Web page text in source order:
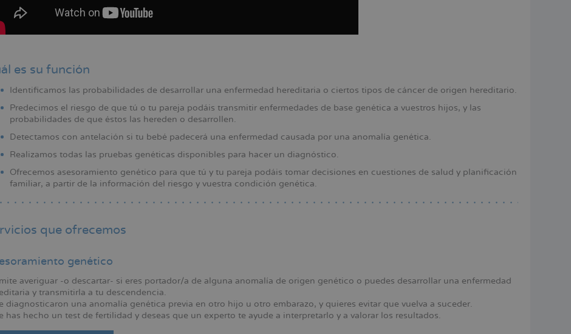
es su función
Identificamos las probabilidades de desarrollar una enfermedad hereditaria o ciertos tipos de cáncer de origen hereditario.
Predecimos el riesgo de que tú o tu pareja podáis transmitir enfermedades de base genética a vuestros hijos, y las
probabilidades de que éstos las hereden o desarrollen.
Detectamos con antelación si tu bebé padecerá una enfermedad causada por una anomalía genética.
Realizamos todas las pruebas genéticas disponibles para hacer un diagnóstico.
Ofrecemos asesoramiento genético para que tú y tu pareja podáis tomar decisiones en cuestiones de salud y planificación
familiar, a partir de la información del riesgo y vuestra condición genética.
que ofrecemos
genético
averiguar -o descartar- si eres portador/a de alguna anomalía de origen genético o puedes desarrollar una enfermedad
y transmitirla a tu descendencia.
diagnosticaron una anomalía genética previa en otro hijo u otro embarazo, y quieres evitar que vuelva a suceder.
has hecho un test de fertilidad y deseas que un experto te ayude a interpretarlo y a valorar los resultados.